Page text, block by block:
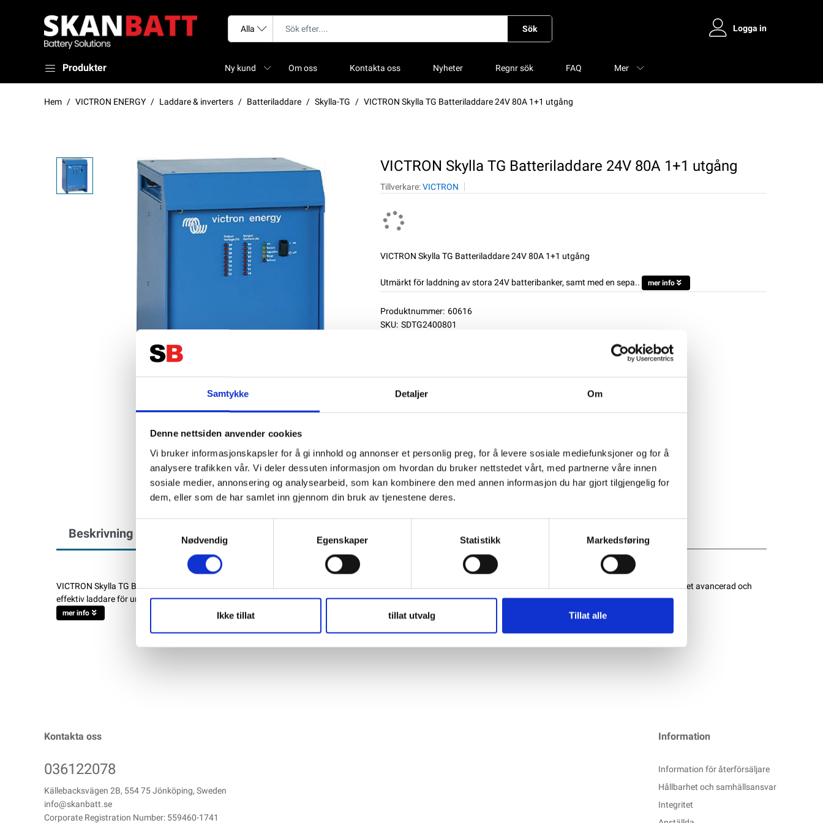
Samtykke Detaljer Om
Denne nettsiden anvender cookies
Vi bruker informasjonskapsler for å gi innhold og annonser et personlig preg, for å levere sosiale mediefunksjoner og for å
analysere trafikken vår. Vi deler dessuten informasjon om hvordan du bruker nettstedet vårt, med partnerne våre innen
sosiale medier, annonsering og analysearbeid, som kan kombinere den med annen informasjon du har gjort tilgjengelig for
dem, eller som de har samlet inn gjennom din bruk av tjenestene deres.
Nødvendig
Egenskaper Statistikk Markedsføring
Ikke tillat tillat utvalg Tillat alle
Sök Logga in
Produkter Ny kund Om oss Kontakta oss Nyheter Regnr sök FAQ Mer
Hem VICTRON ENERGY Laddare & inverters Batteriladdare Skylla-TG VICTRON Skylla TG Batteriladdare 24V 80A 1+1 utgång
VICTRON Skylla TG Batteriladdare 24V 80A 1+1 utgång
Tillverkare:VICTRON
VICTRON Skylla TG Batteriladdare 24V 80A 1+1 utgång
Utmärkt för laddning av stora 24V batteribanker, samt med en sepa.. mer info
Produktnummer: 60616
SKU: SDTG2400801
Beskrivning Specifikation
VICTRON Skylla TG Batteriladdare 24V 80A 1+1 utgång Utmärkt för laddning av stora 24V batteribanker, samt med en separat utgång för startbatteri på 24V 4A. Mycket avancerad och
effektiv laddare för underhåll och snabb uppladdning av 24V batteribanker i båtar, stugor eller industri.
mer info
Kontakta oss
036122078
Källebacksvägen 2B, 554 75 Jönköping, Sweden
info@skanbatt.se
Corporate Registration Number: 559460-1741
Information
Information för återförsäljare
Hållbarhet och samhällsansvar
Integritet